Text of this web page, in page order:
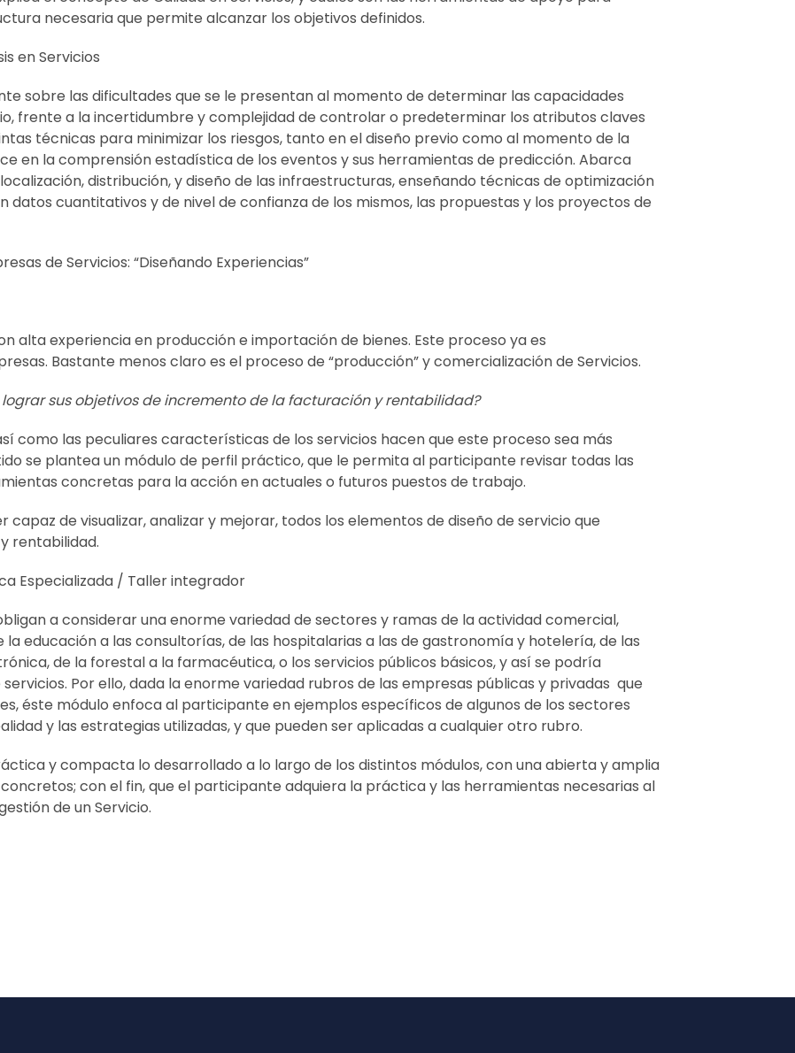
necesaria que permite alcanzar los objetivos definidos.
en Servicios
sobre las dificultades que se le presentan al momento de determinar las capacidades
frente a la incertidumbre y complejidad de controlar o predeterminar los atributos claves
técnicas para minimizar los riesgos, tanto en el diseño previo como al momento de la
en la comprensión estadística de los eventos y sus herramientas de predicción. Abarca
distribución, y diseño de las infraestructuras, enseñando técnicas de optimización
cuantitativos y de nivel de confianza de los mismos, las propuestas y los proyectos de
de Servicios: “Diseñando Experiencias”
alta experiencia en producción e importación de bienes. Este proceso ya es
Bastante menos claro es el proceso de “producción” y comercialización de Servicios.
sus objetivos de incremento de la facturación y rentabilidad?
como las peculiares características de los servicios hacen que este proceso sea más
se plantea un módulo de perfil práctico, que le permita al participante revisar todas las
concretas para la acción en actuales o futuros puestos de trabajo.
de visualizar, analizar y mejorar, todos los elementos de diseño de servicio que
rentabilidad.
Especializada / Taller integrador
a considerar una enorme variedad de sectores y ramas de la actividad comercial,
la educación a las consultorías, de las hospitalarias a las de gastronomía y hotelería, de las
de la forestal a la farmacéutica, o los servicios públicos básicos, y así se podría
Por ello, dada la enorme variedad rubros de las empresas públicas y privadas que
éste módulo enfoca al participante en ejemplos específicos de algunos de los sectores
y las estrategias utilizadas, y que pueden ser aplicadas a cualquier otro rubro.
y compacta lo desarrollado a lo largo de los distintos módulos, con una abierta y amplia
concretos; con el fin, que el participante adquiera la práctica y las herramientas necesarias al
de un Servicio.